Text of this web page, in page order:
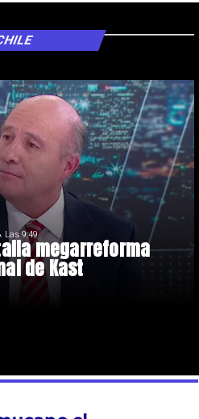
megarreforma
de Kast
Las 9:49